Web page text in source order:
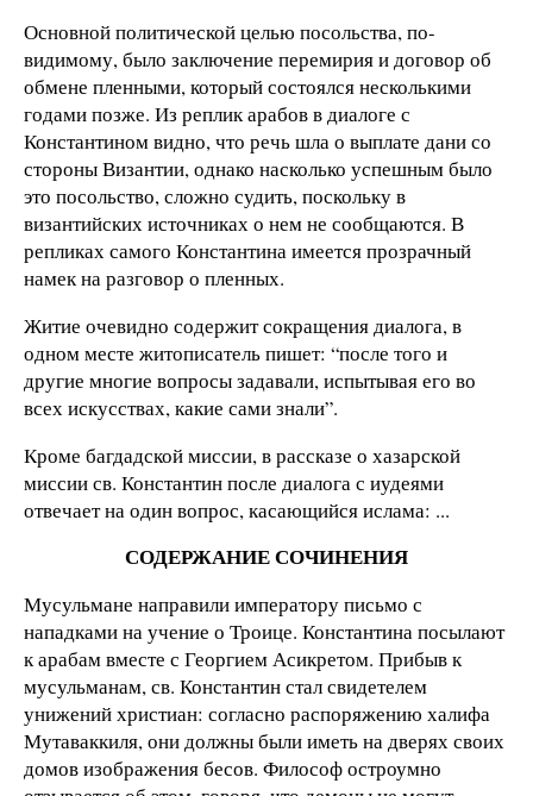
Основной политической целью посольства, по-
видимому, было заключение перемирия и договор об
обмене пленными, который состоялся несколькими
годами позже. Из реплик арабов в диалоге с
Константином видно, что речь шла о выплате дани со
стороны Византии, однако насколько успешным было
это посольство, сложно судить, поскольку в
византийских источниках о нем не сообщаются. В
репликах самого Константина имеется прозрачный
намек на разговор о пленных.
Житие очевидно содержит сокращения диалога, в
одном месте житописатель пишет: “после того и
другие многие вопросы задавали, испытывая его во
всех искусствах, какие сами знали”.
Кроме багдадской миссии, в рассказе о хазарской
миссии св. Константин после диалога с иудеями
отвечает на один вопрос, касающийся ислама: ...
СОДЕРЖАНИЕ СОЧИНЕНИЯ
Мусульмане направили императору письмо с
нападками на учение о Троице. Константина посылают
к арабам вместе с Георгием Асикретом. Прибыв к
мусульманам, св. Константин стал свидетелем
унижений христиан: согласно распоряжению халифа
Мутаваккиля, они должны были иметь на дверях своих
домов изображения бесов. Философ остроумно